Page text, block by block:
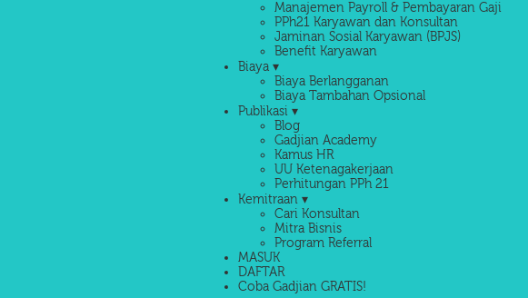
Manajemen Payroll & Pembayaran Gaji
PPh21 Karyawan dan Konsultan
Jaminan Sosial Karyawan (BPJS)
Benefit Karyawan
Biaya ▾
Biaya Berlangganan
Biaya Tambahan Opsional
Publikasi ▾
Blog
Gadjian Academy
Kamus HR
UU Ketenagakerjaan
Perhitungan PPh 21
Kemitraan ▾
Cari Konsultan
Mitra Bisnis
Program Referral
MASUK
DAFTAR
Coba Gadjian GRATIS!